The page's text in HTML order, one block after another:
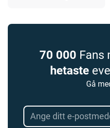
70 000 Fans
hetaste
Gå